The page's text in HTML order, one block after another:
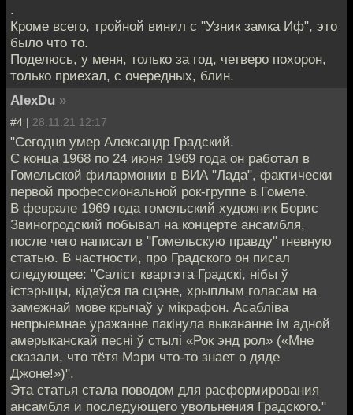
.
Кроме всего, тройной винил с "Узник замка Иф", это
было что то.
Поделюсь, у меня, только за год, четверо похорон,
только приехал, с очередных, блин.
AlexDu »
#4 | 28.11.21 12:17
"Сегодня умер Александр Градский.
С конца 1968 по 24 июня 1969 года он работал в
Гомельской филармонии в ВИА "Лада", фактически
первой профессиональной рок-группе в Гомеле.
В феврале 1969 года гомельский художник Борис
Звиногродский побывал на концерте ансамбля,
после чего написал в "Гомельскую правду" гневную
статью. В частности, про Градского он писал
следующее: "Саліст квартэта Градскі, нібы ў
істэрыцы, кідаўся па сцэне, хрыплым голасам на
замежнай мове крычаў у мікрафон. Асабліва
непрыемнае уражанне пакінула выкананне ім адной
амерыканскай песні ў стылі «Рок энд рол» («Мне
сказали, что тётя Мэри что-то знает о дяде
Джоне!»)".
Эта статья стала поводом для расформирования
ансамбля и последующего увольнения Градского."